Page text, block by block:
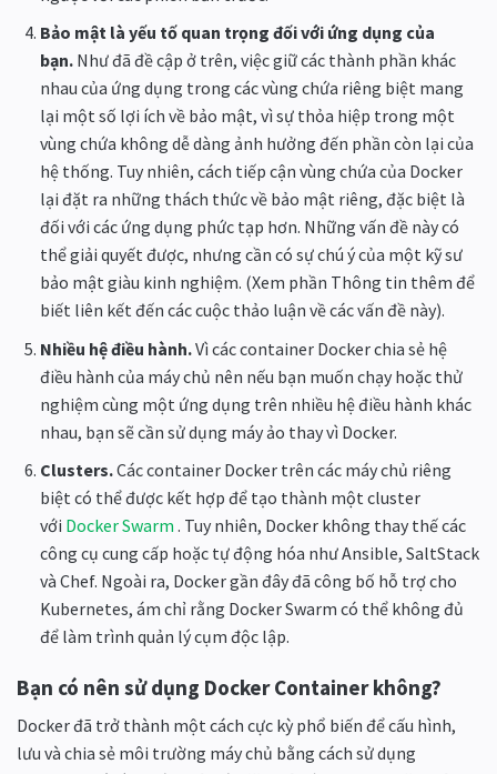
Bảo mật là yếu tố quan trọng đối với ứng dụng của
bạn.Như đã đề cập ở trên, việc giữ các thành phần khác
nhau của ứng dụng trong các vùng chứa riêng biệt mang
lại một số lợi ích về bảo mật, vì sự thỏa hiệp trong một
vùng chứa không dễ dàng ảnh hưởng đến phần còn lại của
hệ thống. Tuy nhiên, cách tiếp cận vùng chứa của Docker
lại đặt ra những thách thức về bảo mật riêng, đặc biệt là
đối với các ứng dụng phức tạp hơn. Những vấn đề này có
thể giải quyết được, nhưng cần có sự chú ý của một kỹ sư
bảo mật giàu kinh nghiệm. (Xem phần Thông tin thêm để
biết liên kết đến các cuộc thảo luận về các vấn đề này).
Nhiều hệ điều hành.Vì các container Docker chia sẻ hệ
điều hành của máy chủ nên nếu bạn muốn chạy hoặc thử
nghiệm cùng một ứng dụng trên nhiều hệ điều hành khác
nhau, bạn sẽ cần sử dụng máy ảo thay vì Docker.
Clusters.Các container Docker trên các máy chủ riêng
biệt có thể được kết hợp để tạo thành một cluster
với Docker Swarm . Tuy nhiên, Docker không thay thế các
công cụ cung cấp hoặc tự động hóa như Ansible, SaltStack
và Chef. Ngoài ra, Docker gần đây đã công bố hỗ trợ cho
Kubernetes, ám chỉ rằng Docker Swarm có thể không đủ
để làm trình quản lý cụm độc lập.
Bạn có nên sử dụng Docker Container không?
Docker đã trở thành một cách cực kỳ phổ biến để cấu hình,
lưu và chia sẻ môi trường máy chủ bằng cách sử dụng